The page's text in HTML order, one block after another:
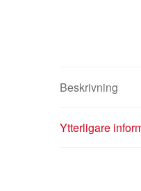
Beskrivning
Ytterligare